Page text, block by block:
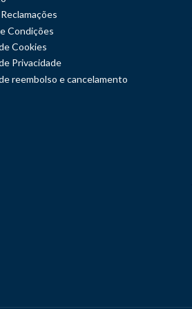
Condições
Cookies
Privacidade
reembolso e cancelamento